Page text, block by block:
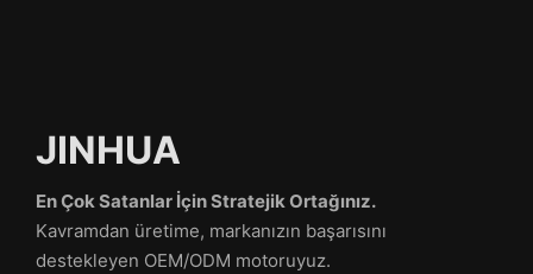
JINHUA
En Çok Satanlar İçin Stratejik Ortağınız.
Kavramdan üretime, markanızın başarısını
destekleyen OEM/ODM motoruyuz.